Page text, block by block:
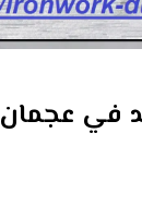
في عجمان